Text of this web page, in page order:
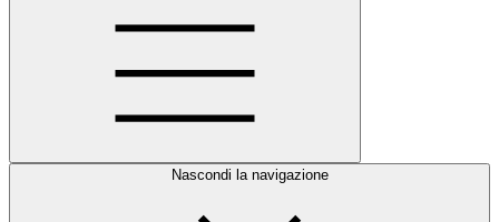
Nascondi la navigazione